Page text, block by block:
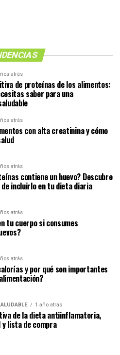
atrás
de proteínas de los alimentos:
saber para una
atrás
con alta creatinina y cómo
atrás
contiene un huevo? Descubre
incluirlo en tu dieta diaria
atrás
tu cuerpo si consumes
atrás
y por qué son importantes
1 año atrás
de la dieta antiinflamatoria,
y lista de compra